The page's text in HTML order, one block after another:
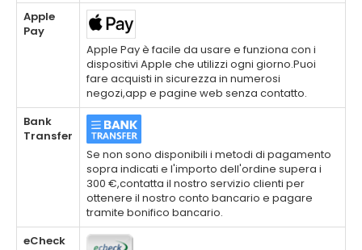
Apple
Pay
Apple Pay è facile da usare e funziona con i
dispositivi Apple che utilizzi ogni giorno.Puoi
fare acquisti in sicurezza in numerosi
negozi,app e pagine web senza contatto.
Bank
Transfer
Se non sono disponibili i metodi di pagamento
sopra indicati e l'importo dell'ordine supera i
300 €,contatta il nostro servizio clienti per
ottenere il nostro conto bancario e pagare
tramite bonifico bancario.
eCheck